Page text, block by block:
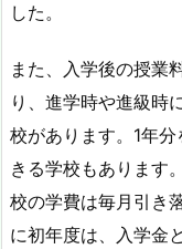
した。
また、入学後の授業
り、進学時や進級時
校があります。1年
きる学校もあります
校の学費は毎月引き
に初年度は、入学金